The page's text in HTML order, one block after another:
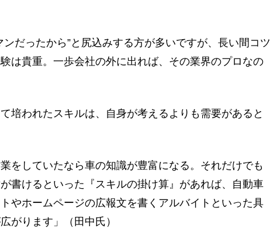
ンだったから”と尻込みする方が多いですが、長い間コツ
は貴重。一歩会社の外に出れば、その業界のプロなの
培われたスキルは、自身が考えるよりも需要があると
をしていたなら車の知識が豊富になる。それだけでも
書けるといった『スキルの掛け算』があれば、自動車
やホームページの広報文を書くアルバイトといった具
がります」（田中氏）